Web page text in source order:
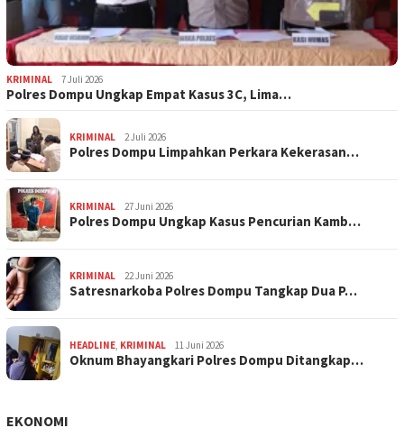
KRIMINAL 7 Juli 2026
Polres Dompu Ungkap Empat Kasus 3C, Lima…
KRIMINAL 2 Juli 2026
Polres Dompu Limpahkan Perkara Kekerasan…
KRIMINAL 27 Juni 2026
Polres Dompu Ungkap Kasus Pencurian Kamb…
KRIMINAL 22 Juni 2026
Satresnarkoba Polres Dompu Tangkap Dua P…
HEADLINE, KRIMINAL 11 Juni 2026
Oknum Bhayangkari Polres Dompu Ditangkap…
EKONOMI